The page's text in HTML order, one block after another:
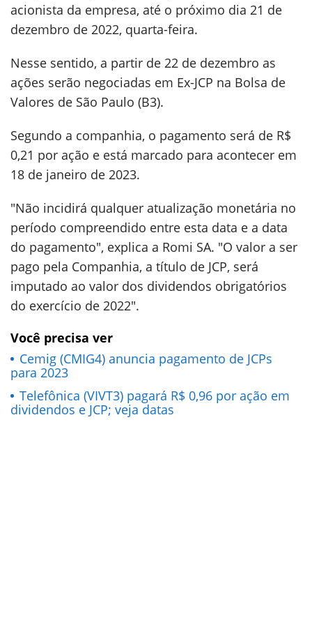
acionista da empresa, até o próximo dia 21 de
dezembro de 2022, quarta-feira.
Nesse sentido, a partir de 22 de dezembro as
ações serão negociadas em Ex-JCP na Bolsa de
Valores de São Paulo (B3).
Segundo a companhia, o pagamento será de R$
0,21 por ação e está marcado para acontecer em
18 de janeiro de 2023.
"Não incidirá qualquer atualização monetária no
período compreendido entre esta data e a data
do pagamento", explica a Romi SA. "O valor a ser
pago pela Companhia, a título de JCP, será
imputado ao valor dos dividendos obrigatórios
do exercício de 2022".
Você precisa ver
Cemig (CMIG4) anuncia pagamento de JCPs
para 2023
Telefônica (VIVT3) pagará R$ 0,96 por ação em
dividendos e JCP; veja datas